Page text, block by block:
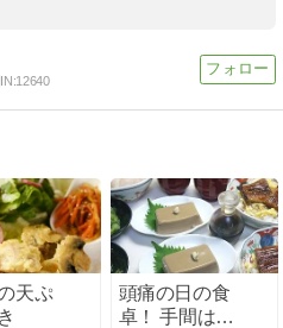
12640
天ぷ
頭痛の日の食
卓！ 手間は少